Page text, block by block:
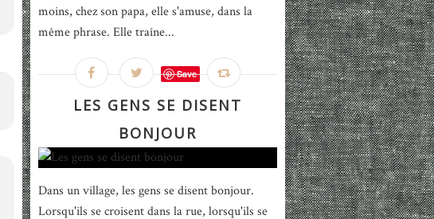
moins, chez son papa, elle s'amuse, dans la
même phrase. Elle traîne...
Save
LES GENS SE DISENT
BONJOUR
Dans un village, les gens se disent bonjour.
Lorsqu'ils se croisent dans la rue, lorsqu'ils se